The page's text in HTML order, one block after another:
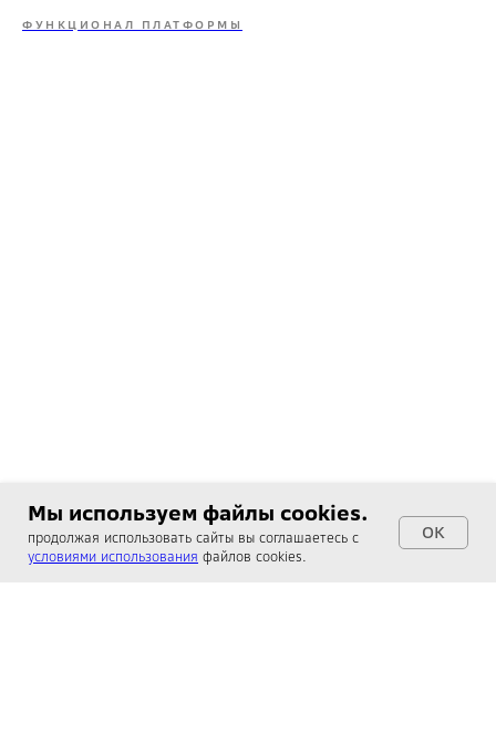
ФУНКЦИОНАЛ ПЛАТФОРМЫ
Мы используем файлы cookies.
продолжая использовать сайты вы соглашаетесь с
условиями использования файлов cookies.
OK